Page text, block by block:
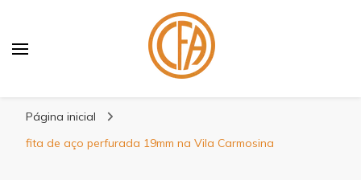
Página inicial
fita de aço perfurada 19mm na Vila Carmosina